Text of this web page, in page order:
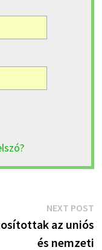
NEXT POST
az uniós
és nemzeti